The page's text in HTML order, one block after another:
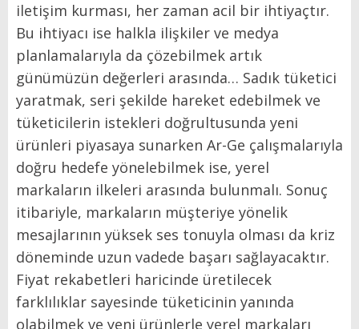
iletişim kurması, her zaman acil bir ihtiyaçtır.
Bu ihtiyacı ise halkla ilişkiler ve medya
planlamalarıyla da çözebilmek artık
günümüzün değerleri arasında… Sadık tüketici
yaratmak, seri şekilde hareket edebilmek ve
tüketicilerin istekleri doğrultusunda yeni
ürünleri piyasaya sunarken Ar-Ge çalışmalarıyla
doğru hedefe yönelebilmek ise, yerel
markaların ilkeleri arasında bulunmalı. Sonuç
itibariyle, markaların müşteriye yönelik
mesajlarının yüksek ses tonuyla olması da kriz
döneminde uzun vadede başarı sağlayacaktır.
Fiyat rekabetleri haricinde üretilecek
farklılıklar sayesinde tüketicinin yanında
olabilmek ve yeni ürünlerle yerel markaları